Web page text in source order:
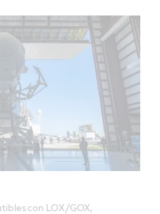
con LOX/GOX,